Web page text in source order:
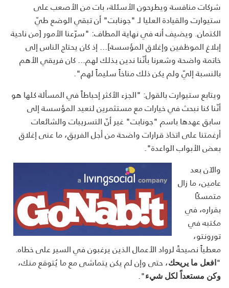
شركات منافسة ويطرحون الأسئلة، بات من الأصعب على
ستيوارت والقيادة العليا لـ "جونابت" أن تبقي الوضع طيّ
الكتمان. ويضيف أنه في نهاية المطاف: "سرّعنا الأمور [من ناحية
إبلاغ الموظفين وإغلاق المؤسسة]... إذ كان يحتاج الناس إلى
خاتمة واضحة وشعرنا بأنّنا ندين بذلك لهم... كان فريقي الأهم
بالنسبة إليّ ولم يكن ذلك مناخاً سليماً لهم".
ويتابع ستيوارت بالقول: "الجزء الأكثر إحباطاً في المسألة كلها هو
أنّنا كنا نبحث في خيارات مع مستثمرين لنعيد المؤسسة إلى
سابق عهدها باسم "جونابت" غير أنّ التسريبات والشائعات
أرغمتنا على اتخاذ قرارات واضحة من أجل الفريق، ما عنى إغلاق
بعض الأبواب الواعدة".
والآن بعد
عامين، ما زال
متمسكًا
بقراره، في
مكتبه في
تورونتو،
معطياً نصيحةً لرواد الأعمال الذين يرغبون في السير على خطاه.
"افعل ما يريحك، حتى وإن لم يكن يتماشى مع ما يُتوقع منك،
وكن مستعداً لكل شيء".